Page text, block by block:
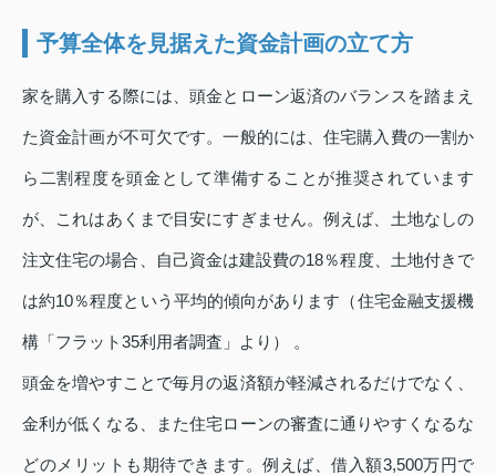
予算全体を見据えた資金計画の立て方
家を購入する際には、頭金とローン返済のバランスを踏まえ
た資金計画が不可欠です。一般的には、住宅購入費の一割か
ら二割程度を頭金として準備することが推奨されています
が、これはあくまで目安にすぎません。例えば、土地なしの
注文住宅の場合、自己資金は建設費の18％程度、土地付きで
は約10％程度という平均的傾向があります（住宅金融支援機
構「フラット35利用者調査」より） 。
頭金を増やすことで毎月の返済額が軽減されるだけでなく、
金利が低くなる、また住宅ローンの審査に通りやすくなるな
どのメリットも期待できます。例えば、借入額3,500万円で